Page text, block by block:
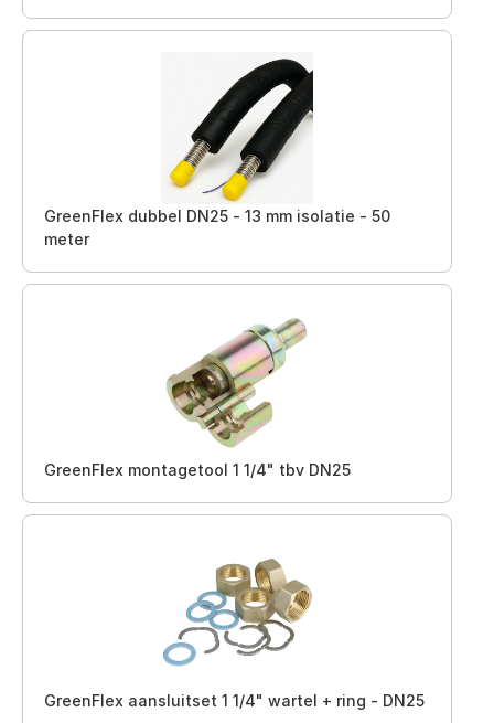
GreenFlex dubbel DN25 - 13 mm isolatie - 50
meter
GreenFlex montagetool 1 1/4" tbv DN25
GreenFlex aansluitset 1 1/4" wartel + ring - DN25